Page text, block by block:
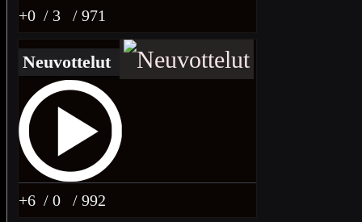
+0 / 3 / 971
Neuvottelut
+6 / 0 / 992